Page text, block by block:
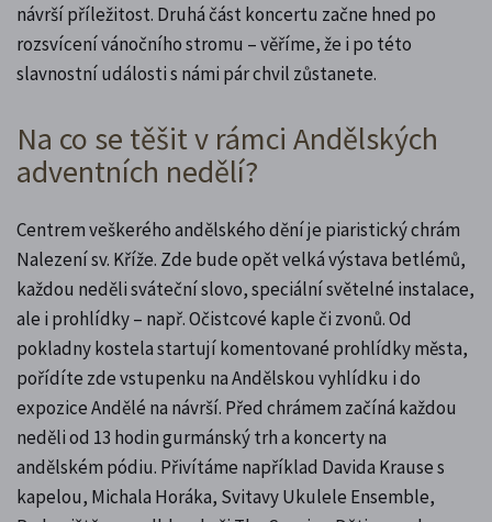
návrší příležitost. Druhá část koncertu začne hned po
rozsvícení vánočního stromu – věříme, že i po této
slavnostní události s námi pár chvil zůstanete.
Na co se těšit v rámci Andělských
adventních nedělí?
Centrem veškerého andělského dění je piaristický chrám
Nalezení sv. Kříže. Zde bude opět velká výstava betlémů,
každou neděli sváteční slovo, speciální světelné instalace,
ale i prohlídky – např. Očistcové kaple či zvonů. Od
pokladny kostela startují komentované prohlídky města,
pořídíte zde vstupenku na Andělskou vyhlídku i do
expozice Andělé na návrší. Před chrámem začíná každou
neděli od 13 hodin gurmánský trh a koncerty na
andělském pódiu. Přivítáme například Davida Krause s
kapelou, Michala Horáka, Svitavy Ukulele Ensemble,